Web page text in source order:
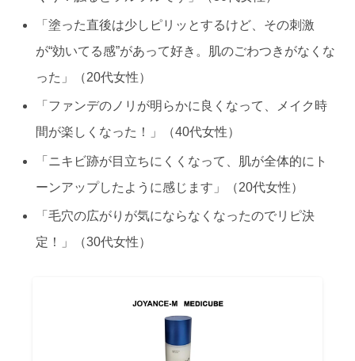
「塗った直後は少しピリッとするけど、その刺激
が“効いてる感”があって好き。肌のごわつきがなくな
った」（20代女性）
「ファンデのノリが明らかに良くなって、メイク時
間が楽しくなった！」（40代女性）
「ニキビ跡が目立ちにくくなって、肌が全体的にト
ーンアップしたように感じます」（20代女性）
「毛穴の広がりが気にならなくなったのでリピ決
定！」（30代女性）